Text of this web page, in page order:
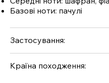
Базові ноти: пачулі
Застосування:
Країна походження: